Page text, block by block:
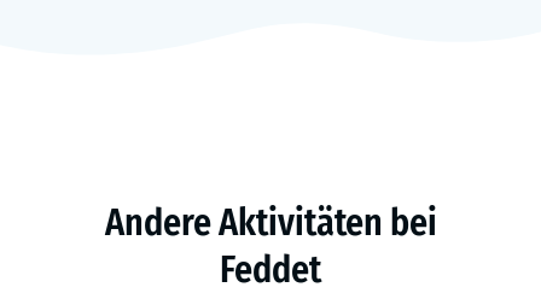
Andere Aktivitäten bei
Feddet